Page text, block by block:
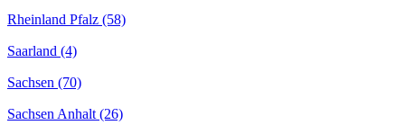
Rheinland Pfalz (58)
Saarland (4)
Sachsen (70)
Sachsen Anhalt (26)